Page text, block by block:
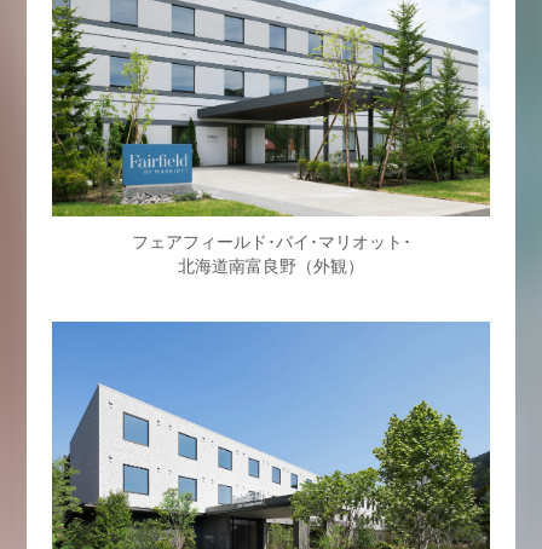
フェアフィールド･バイ･マリオット･
北海道南富良野（外観）